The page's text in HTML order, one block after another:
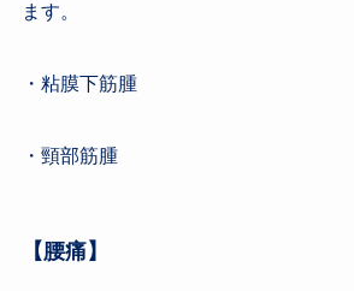
ます。
・粘膜下筋腫
・頸部筋腫
【腰痛】